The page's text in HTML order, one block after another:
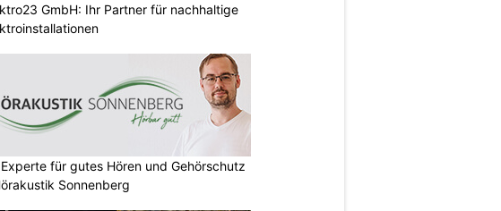
GmbH: Ihr Partner für nachhaltige
für gutes Hören und Gehörschutz
Sonnenberg